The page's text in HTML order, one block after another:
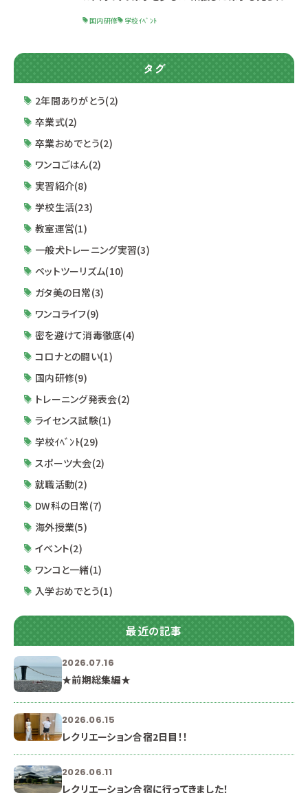
行ってまいりました⭐ ドッグ・ウェルネス科の先輩も
一緒に同行してくれるため1年生も安心だね☺️ 今
回研修で訪問させていただいたのは 〇日本盲導犬
国内研修 学校ｲﾍﾞﾝﾄ
タグ
2年間ありがとう(2)
卒業式(2)
卒業おめでとう(2)
ワンコごはん(2)
実習紹介(8)
学校生活(23)
教室運営(1)
一般犬トレーニング実習(3)
ペットツーリズム(10)
ガタ美の日常(3)
ワンコライフ(9)
密を避けて消毒徹底(4)
コロナとの闘い(1)
国内研修(9)
トレーニング発表会(2)
ライセンス試験(1)
学校ｲﾍﾞﾝﾄ(29)
スポーツ大会(2)
就職活動(2)
DW科の日常(7)
海外授業(5)
イベント(2)
ワンコと一緒(1)
入学おめでとう(1)
最近の記事
2026.07.16
★前期総集編★
2026.06.15
レクリエーション合宿2日目！！
2026.06.11
レクリエーション合宿に行ってきました！